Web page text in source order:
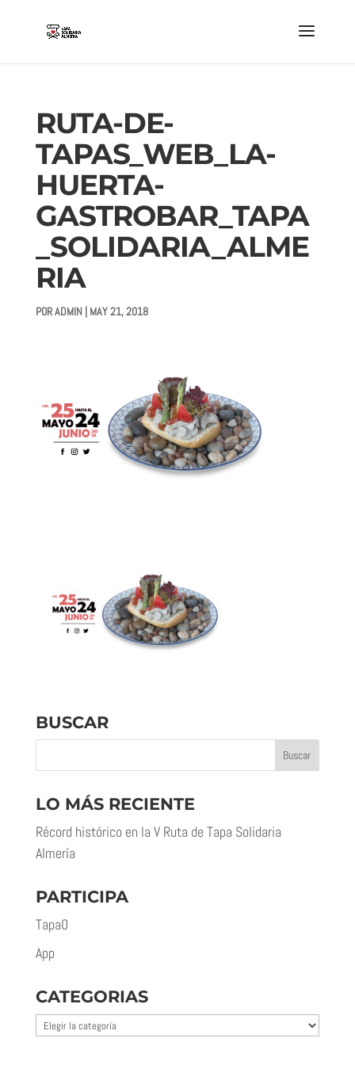
RUTA-DE-
TAPAS_WEB_LA-
HUERTA-
GASTROBAR_TAPA
_SOLIDARIA_ALME
RIA
PORADMIN| MAY 21, 2018
BUSCAR
LO MÁS RECIENTE
Récord histórico en la V Ruta de Tapa Solidaria
Almería
PARTICIPA
Tapa0
App
CATEGORIAS
Categorias